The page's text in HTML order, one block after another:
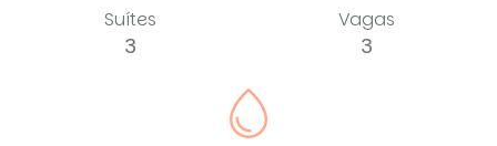
Suítes
3
Vagas
3